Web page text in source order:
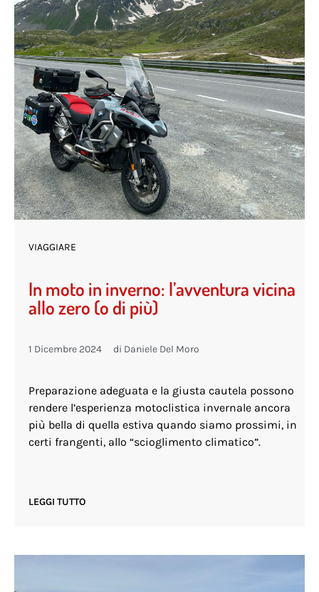
VIAGGIARE
In moto in inverno: l’avventura vicina
allo zero (o di più)
1 Dicembre 2024 di Daniele Del Moro
Preparazione adeguata e la giusta cautela possono
rendere l’esperienza motoclistica invernale ancora
più bella di quella estiva quando siamo prossimi, in
certi frangenti, allo “scioglimento climatico”.
LEGGI TUTTO